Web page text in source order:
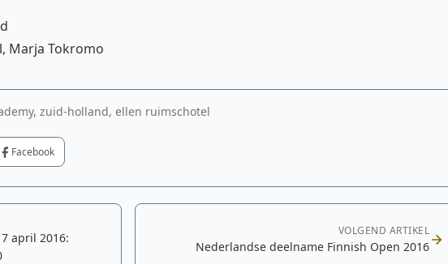
Marja Tokromo
zuid-holland, ellen ruimschotel
Facebook
april 2016:
VOLGEND ARTIKEL
Nederlandse deelname Finnish Open 2016